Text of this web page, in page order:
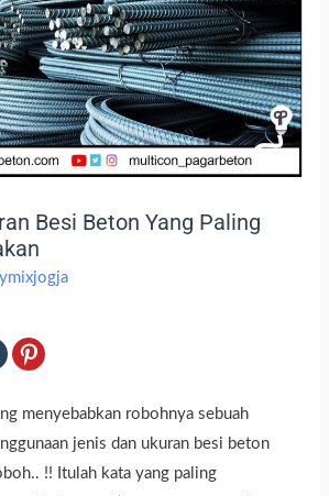
Besi Beton Yang Paling
menyebabkan robohnya sebuah
jenis dan ukuran besi beton
!! Itulah kata yang paling